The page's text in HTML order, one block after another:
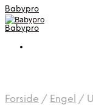
Babypro
Babypro
Forside / Engel /